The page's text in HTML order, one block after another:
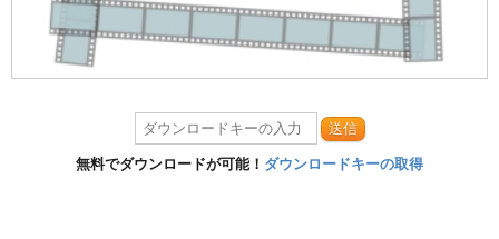
送信
無料でダウンロードが可能！ ダウンロードキーの取得